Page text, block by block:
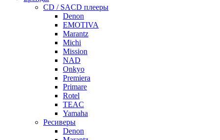
CD / SACD плееры
Denon
EMOTIVA
Marantz
Michi
Mission
NAD
Onkyo
Premiera
Primare
Rotel
TEAC
Yamaha
Ресиверы
Denon